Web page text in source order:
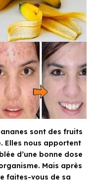
sont des fruits
Elles nous apportent
d’une bonne dose
Mais après
faites-vous de sa